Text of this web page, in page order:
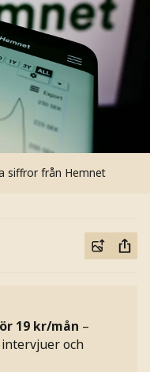
siffror från Hemnet
19 kr/mån –
intervjuer och